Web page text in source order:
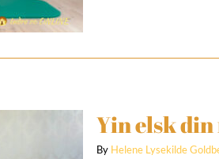
Yin elsk
By Helene Lysekilde